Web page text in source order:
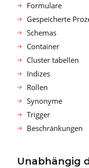
Formulare
Gespeicherte
Schemas
Container
Cluster tabellen
Indizes
Rollen
Synonyme
Trigger
Beschränkungen
Unabhängig